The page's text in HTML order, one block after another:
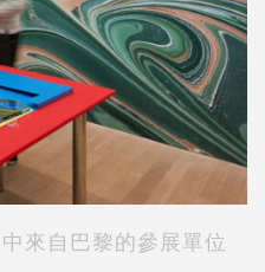
來自巴黎的參展單位